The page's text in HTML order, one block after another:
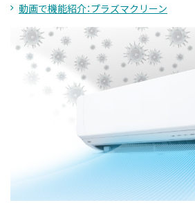
動画で機能紹介：プラズマクリーン